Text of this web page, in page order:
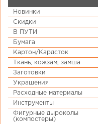
Новинки
Скидки
В ПУТИ
Бумага
Картон/Кардсток
Ткань, кожзам, замша
Заготовки
Украшения
Расходные материалы
Инструменты
Фигурные дыроколы
(компостеры)